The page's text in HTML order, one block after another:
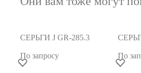
СЕРЬГИ J GR-285.3
По запросу По